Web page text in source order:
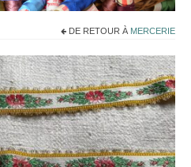
DE RETOUR À MERCERIE